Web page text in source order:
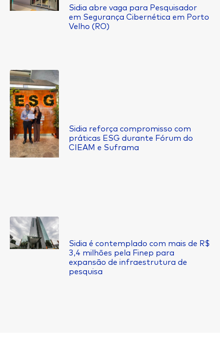
Sidia abre vaga para Pesquisador
em Segurança Cibernética em Porto
Velho (RO)
Sidia reforça compromisso com
práticas ESG durante Fórum do
CIEAM e Suframa
Sidia é contemplado com mais de R$
3,4 milhões pela Finep para
expansão de infraestrutura de
pesquisa